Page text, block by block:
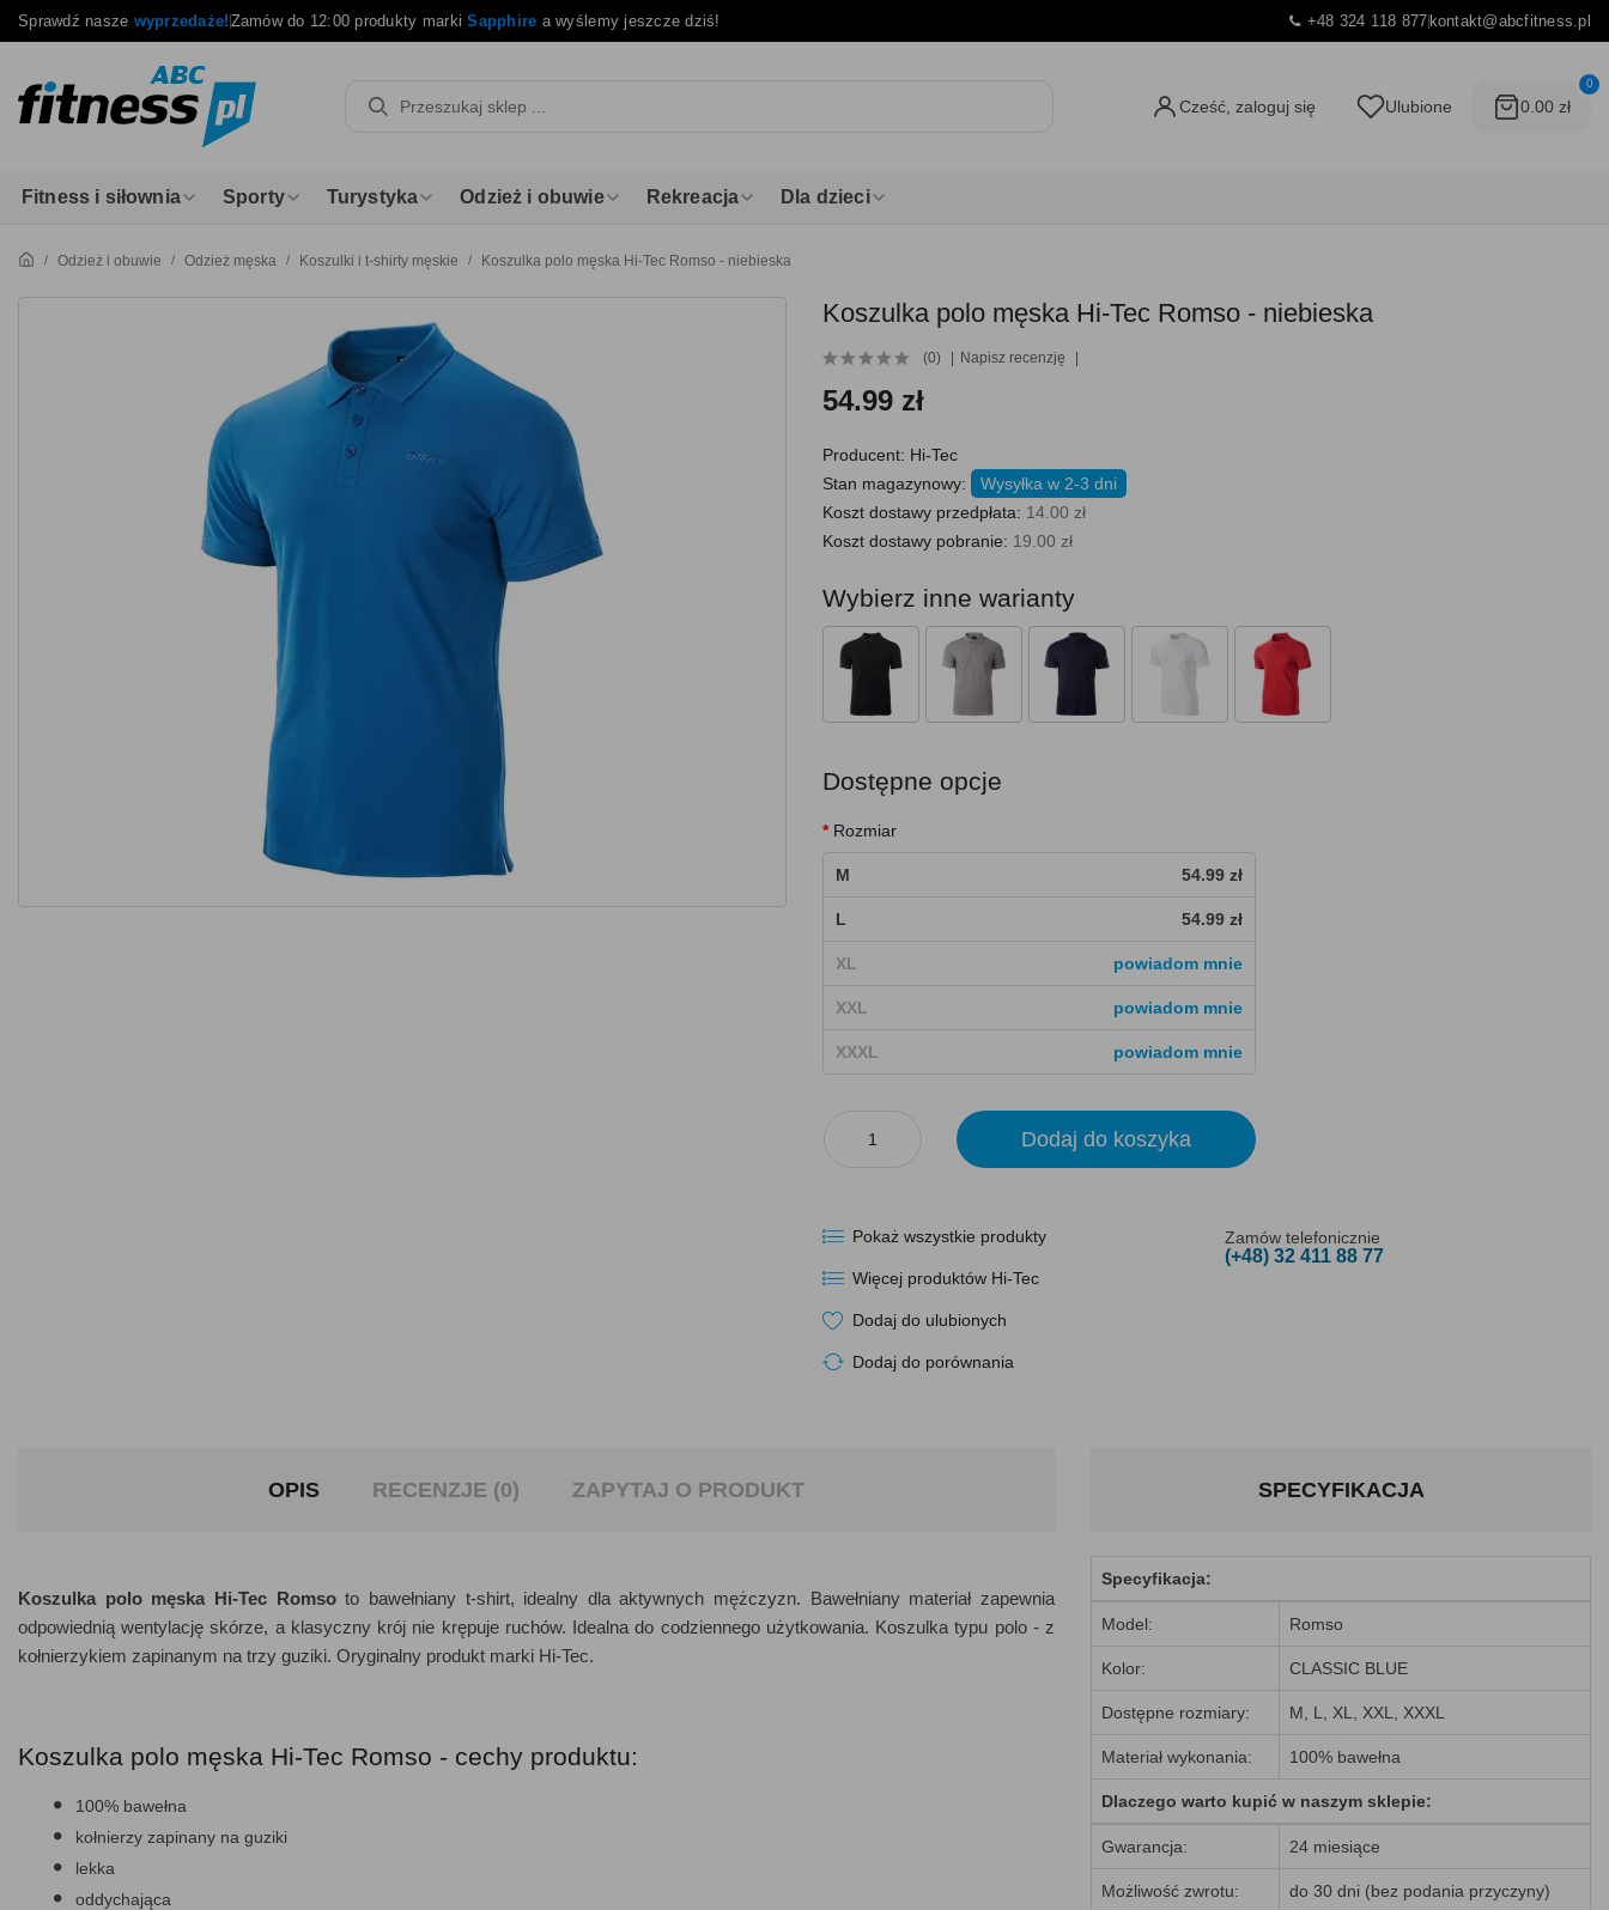
Sprawdź nasze wyprzedaże!Zamów do 12:00 produkty markiSapphire a wyślemy jeszcze dziś! +48 324 118 877kontakt@abcfitness.pl
Cześć, zaloguj się Ulubione
0
0.00 zł
Fitness i siłownia Sporty Turystyka Odzież i obuwie Rekreacja Dla dzieci
Odzież i obuwie Odzież męska Koszulki i t-shirty męskie Koszulka polo męska Hi-Tec Romso - niebieska
Koszulka polo męska Hi-Tec Romso - niebieska
(0) Napisz recenzję
54.99 zł
Producent: Hi-Tec
Stan magazynowy:
Wysyłka w 2-3 dni
Koszt dostawy przedpłata: 14.00 zł
Koszt dostawy pobranie: 19.00 zł
Wybierz inne warianty
Dostępne opcje
Rozmiar
M 54.99 zł
L 54.99 zł
XL powiadom mnie
XXL powiadom mnie
XXXL powiadom mnie
Dodaj do koszyka
Pokaż wszystkie produkty
Więcej produktów Hi-Tec
Dodaj do ulubionych
Dodaj do porównania
Zamów telefonicznie
(+48) 32 411 88 77
OPIS RECENZJE (0) ZAPYTAJ O PRODUKT
Koszulka polo męska Hi-Tec Romsoto bawełniany t-shirt, idealny dla aktywnych mężczyzn. Bawełniany materiał zapewnia
odpowiednią wentylację skórze, a klasyczny krój nie krępuje ruchów. Idealna do codziennego użytkowania. Koszulka typu polo - z
kołnierzykiem zapinanym na trzy guziki. Oryginalny produkt marki Hi-Tec.
Koszulka polo męska Hi-Tec Romso - cechy produktu:
100% bawełna
kołnierzy zapinany na guziki
lekka
oddychająca
SPECYFIKACJA
Specyfikacja:
Model: Romso
Kolor: CLASSIC BLUE
Dostępne rozmiary: M, L, XL, XXL, XXXL
Materiał wykonania: 100% bawełna
Dlaczego warto kupić w naszym sklepie:
Gwarancja: 24 miesiące
Możliwość zwrotu: do 30 dni (bez podania przyczyny)